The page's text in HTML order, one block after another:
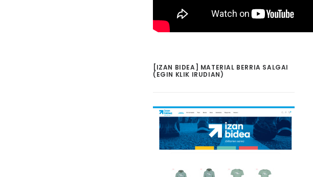
[IZAN BIDEA] MATERIAL BERRIA SALGAI
(EGIN KLIK IRUDIAN)